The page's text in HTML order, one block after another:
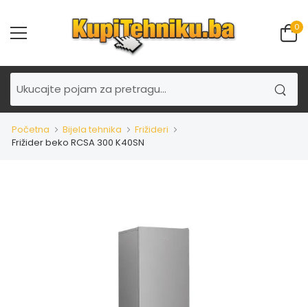
0
Početna Bijela tehnika
Frižideri
Frižider beko RCSA 300 K40SN